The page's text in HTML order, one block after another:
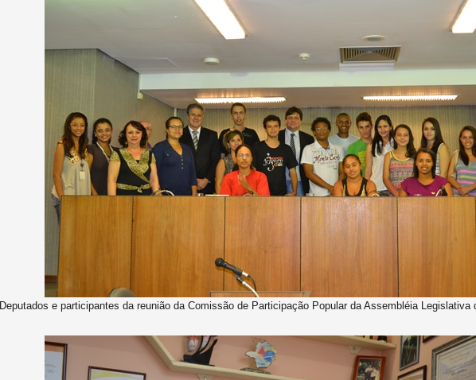
Deputados e participantes da reunião da Comissão de Participação Popular da Assembléia